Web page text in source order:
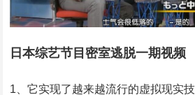
日本综艺节目密室逃脱一期视频
1、它实现了越来越流行的虚拟现实